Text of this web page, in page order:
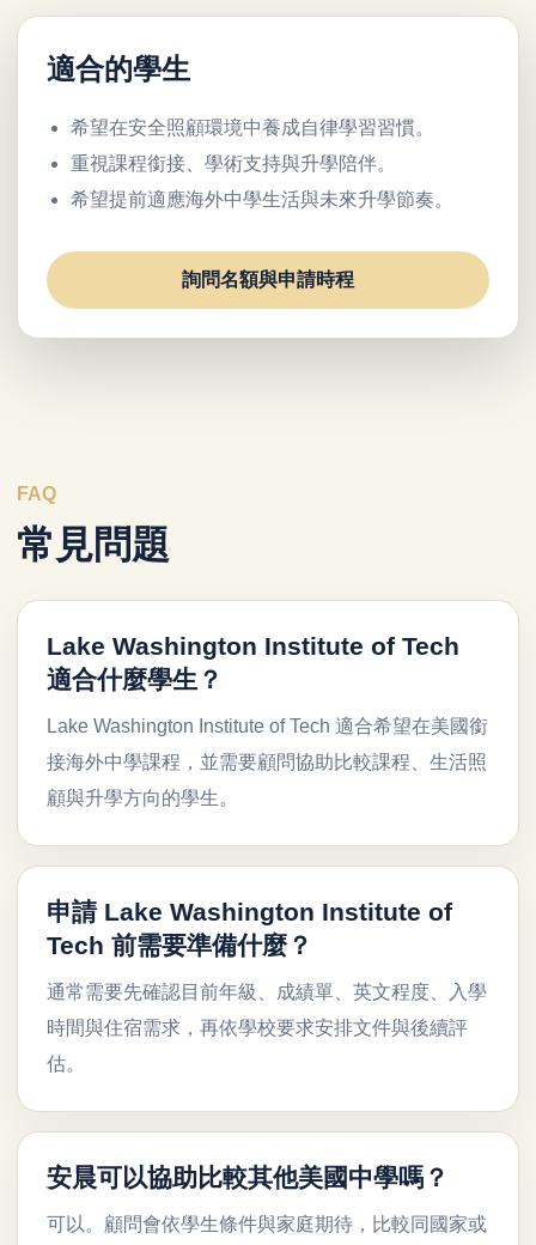
適合的學生
希望在安全照顧環境中養成自律學習習慣。
重視課程銜接、學術支持與升學陪伴。
希望提前適應海外中學生活與未來升學節奏。
詢問名額與申請時程
FAQ
常見問題
Lake Washington Institute of Tech
適合什麼學生？
Lake Washington Institute of Tech 適合希望在美國銜
接海外中學課程，並需要顧問協助比較課程、生活照
顧與升學方向的學生。
申請 Lake Washington Institute of
Tech 前需要準備什麼？
通常需要先確認目前年級、成績單、英文程度、入學
時間與住宿需求，再依學校要求安排文件與後續評
估。
安晨可以協助比較其他美國中學嗎？
可以。顧問會依學生條件與家庭期待，比較同國家或